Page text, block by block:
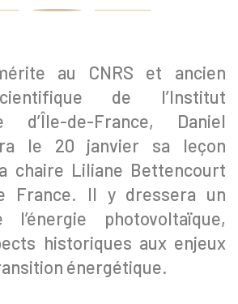
au CNRS et ancien
de l’Institut
d’Île-de-France, Daniel
le 20 janvier sa leçon
chaire Liliane Bettencourt
France. Il y dressera un
l’énergie photovoltaïque,
historiques aux enjeux
énergétique.